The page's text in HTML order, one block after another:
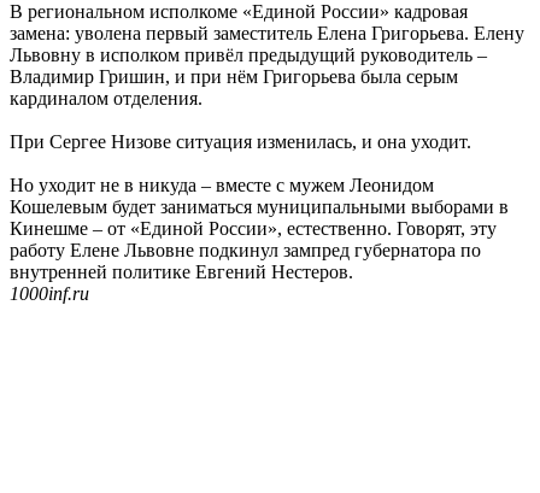
В региональном исполкоме «Единой России» кадровая
замена: уволена первый заместитель Елена Григорьева. Елену
Львовну в исполком привёл предыдущий руководитель –
Владимир Гришин, и при нём Григорьева была серым
кардиналом отделения.
При Сергее Низове ситуация изменилась, и она уходит.
Но уходит не в никуда – вместе с мужем Леонидом
Кошелевым будет заниматься муниципальными выборами в
Кинешме – от «Единой России», естественно. Говорят, эту
работу Елене Львовне подкинул зампред губернатора по
внутренней политике Евгений Нестеров.
1000inf.ru